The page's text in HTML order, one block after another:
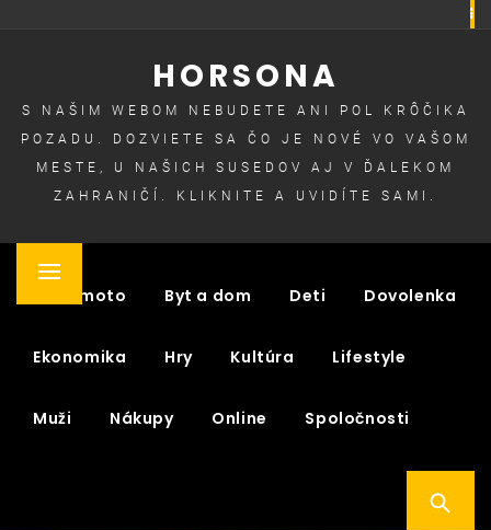
HORSONA
S NAŠIM WEBOM NEBUDETE ANI POL KRÔČIKA
POZADU. DOZVIETE SA ČO JE NOVÉ VO VAŠOM
MESTE, U NAŠICH SUSEDOV AJ V ĎALEKOM
ZAHRANIČÍ. KLIKNITE A UVIDÍTE SAMI.
Primary
Auto moto Byt a dom Deti Dovolenka
Ekonomika Hry Kultúra Lifestyle
Muži Nákupy Online Spoločnosti